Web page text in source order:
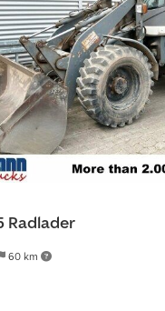
erhalten.----Information in
37 kW (50 HP) Type of
Functional CE mark: yes
General condition:
good Other
Cedpfx Aozq Twnskwerf
Philip Müller , , p-) for more
60 km
Radlader